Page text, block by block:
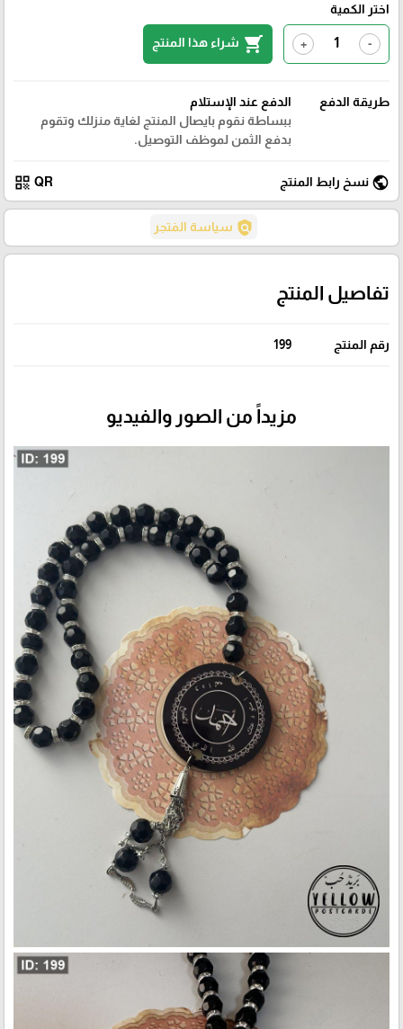
اختر الكمية
-
+
shopping_cart شراء هذا المنتج
طريقة الدفع
الدفع عند الإستلام
ببساطة نقوم بايصال المنتج لغاية منزلك وتقوم
بدفع الثمن لموظف التوصيل.
public نسخ رابط المنتج QR
qr_code
policy سياسة المَتجر
تفاصيل المنتج
رقم المنتج 199
مزيداً من الصور والفيديو